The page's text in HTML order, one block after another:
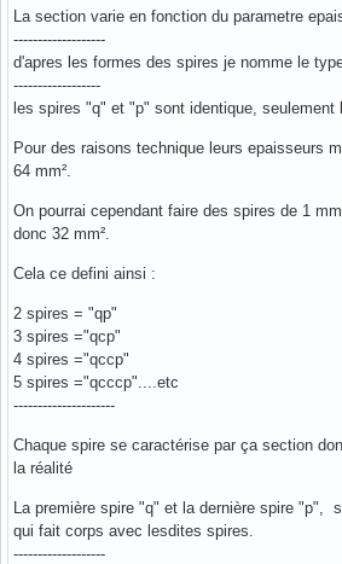
La section varie en fonction du parametre
-------------------
d'apres les formes des spires je nomme le
------------------
les spires "q" et "p" sont identique, seulement
Pour des raisons technique leurs epaisseurs
64 mm².
On pourrai cependant faire des spires de 1
donc 32 mm².
Cela ce defini ainsi :
2 spires = "qp"
3 spires ="qcp"
4 spires ="qccp"
5 spires ="qcccp"....etc
---------------------
Chaque spire se caractérise par ça section
la réalité
La première spire "q" et la dernière spire "p",
qui fait corps avec lesdites spires.
-------------------